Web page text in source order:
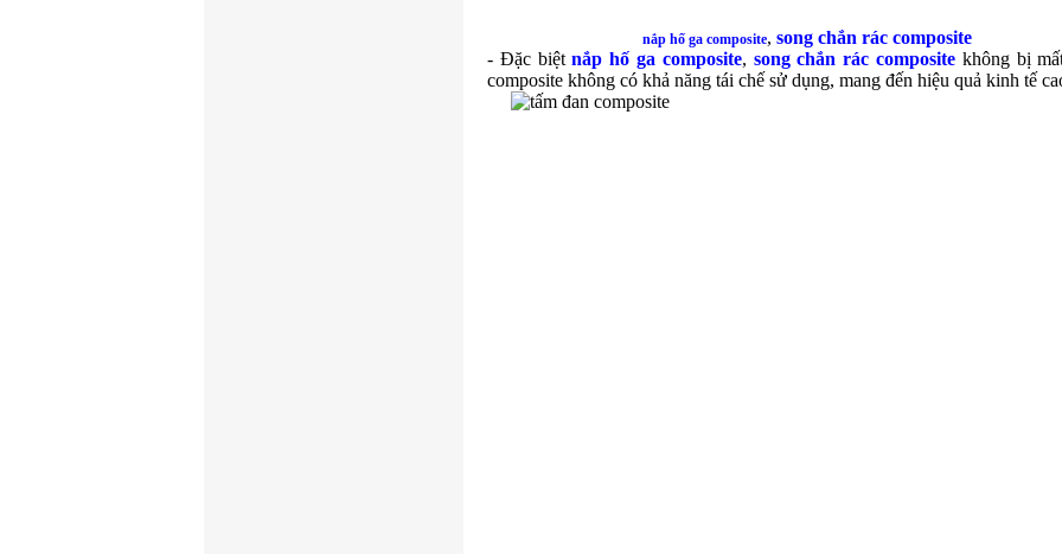
nắp hố ga composite, song chắn rác composite
- Đặc biệtnắp hố ga composite, song chắn rác composite không bị
composite không có khả năng tái chế sử dụng, mang đến hiệu quả kinh tế